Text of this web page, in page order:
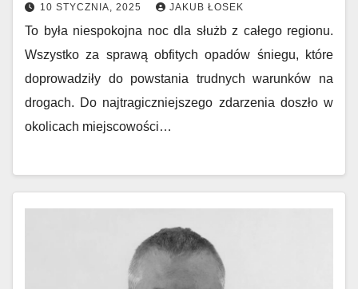
10 STYCZNIA, 2025 JAKUB ŁOSEK
To była niespokojna noc dla służb z całego regionu.
Wszystko za sprawą obfitych opadów śniegu, które
doprowadziły do powstania trudnych warunków na
drogach. Do najtragiczniejszego zdarzenia doszło w
okolicach miejscowości…